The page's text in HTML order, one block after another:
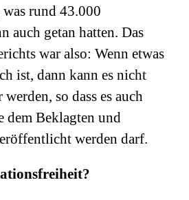
rund 43.000
auch getan hatten. Das
war also: Wenn etwas
ist, dann kann es nicht
so dass es auch
dem Beklagten und
werden darf.